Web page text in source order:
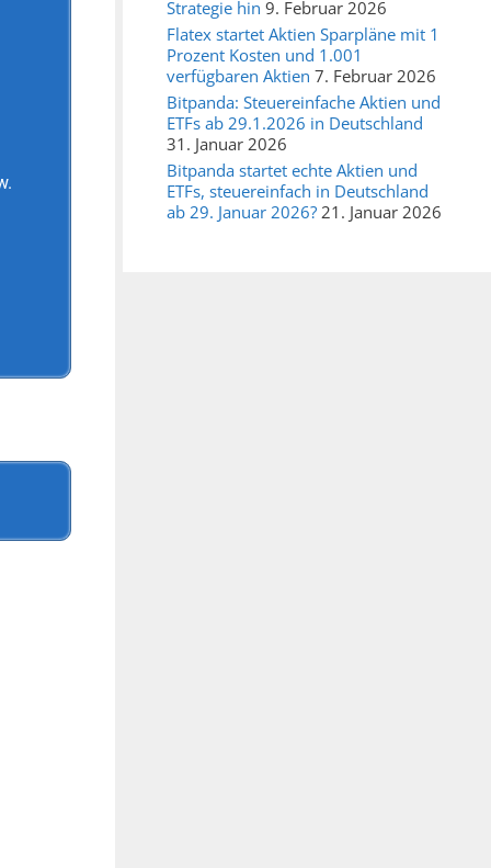
Strategie hin 9. Februar 2026
Flatex startet Aktien Sparpläne mit 1
Prozent Kosten und 1.001
verfügbaren Aktien 7. Februar 2026
Bitpanda: Steuereinfache Aktien und
ETFs ab 29.1.2026 in Deutschland
31. Januar 2026
Bitpanda startet echte Aktien und
ETFs, steuereinfach in Deutschland
ab 29. Januar 2026? 21. Januar 2026